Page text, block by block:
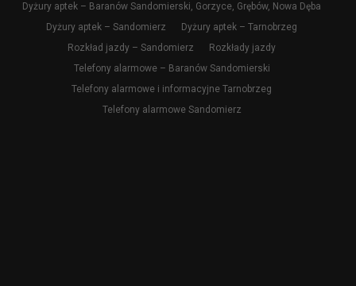
Dyżury aptek – Baranów Sandomierski, Gorzyce, Grębów, Nowa Dęba
Dyżury aptek – Sandomierz
Dyżury aptek – Tarnobrzeg
Rozkład jazdy – Sandomierz
Rozkłady jazdy
Telefony alarmowe – Baranów Sandomierski
Telefony alarmowe i informacyjne Tarnobrzeg
Telefony alarmowe Sandomierz